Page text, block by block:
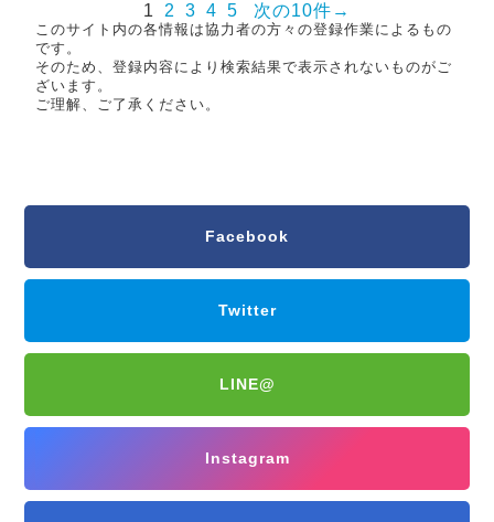
1 2 3 4 5 次の10件→
このサイト内の各情報は協力者の方々の登録作業によるもの
です。
そのため、登録内容により検索結果で表示されないものがご
ざいます。
ご理解、ご了承ください。
Facebook
Twitter
LINE@
Instagram